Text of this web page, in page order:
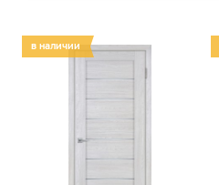
в наличии